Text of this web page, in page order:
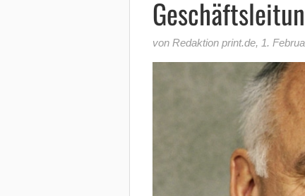
von Redaktion print.de, 1.